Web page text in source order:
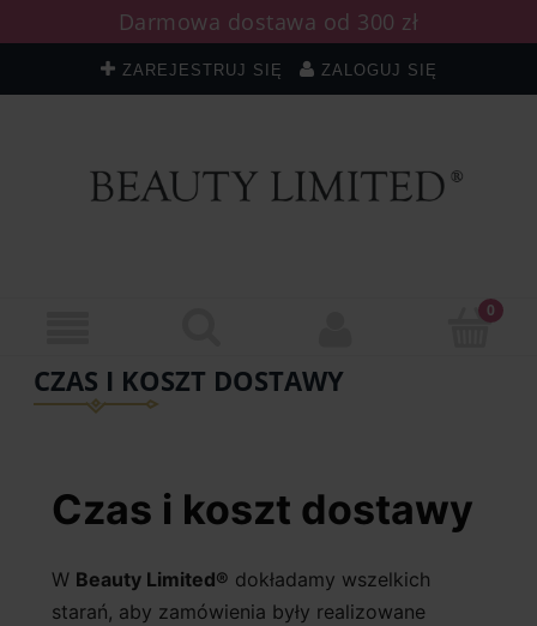
Darmowa dostawa od 300 zł
ZAREJESTRUJ SIĘ ZALOGUJ SIĘ
CZAS I KOSZT DOSTAWY
Czas i koszt dostawy
W Beauty Limited® dokładamy wszelkich
starań, aby zamówienia były realizowane